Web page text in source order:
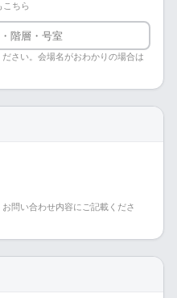
こちら
さい。会場名がおわかりの場合は
問い合わせ内容にご記載くださ